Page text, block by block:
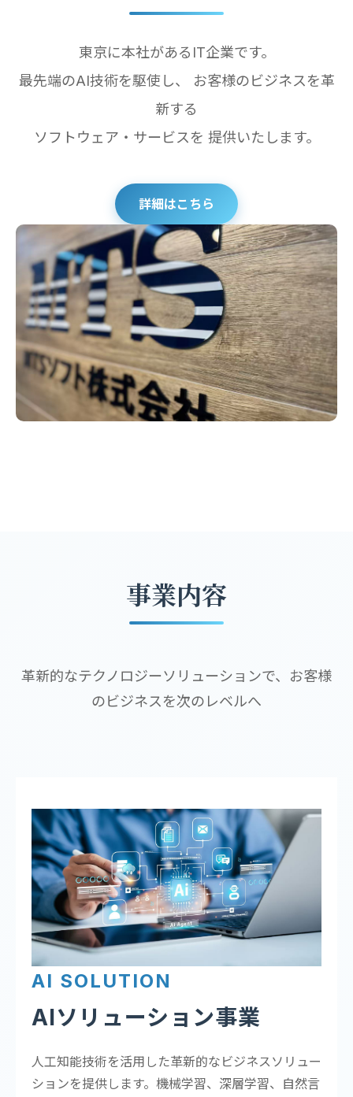
東京に本社があるIT企業です。
最先端のAI技術を駆使し、 お客様のビジネスを革
新する
ソフトウェア・サービスを 提供いたします。
詳細はこちら
事業内容
革新的なテクノロジーソリューションで、お客様
のビジネスを次のレベルへ
AI SOLUTION
AIソリューション事業
人工知能技術を活用した革新的なビジネスソリュー
ションを提供します。機械学習、深層学習、自然言